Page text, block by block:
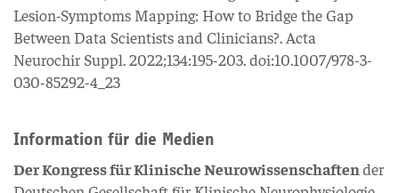
Lesion-Symptoms Mapping: How to Bridge the Gap
Between Data Scientists and Clinicians?. Acta
Neurochir Suppl. 2022;134:195-203. doi:10.1007/978-3-
030-85292-4_23
Information für die Medien
Der Kongress für Klinische Neurowissenschaftender